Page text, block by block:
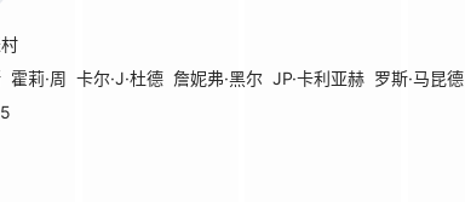
霍莉·周 卡尔·J·杜德 詹妮弗·黑尔 JP·卡利亚赫 罗斯·马昆德